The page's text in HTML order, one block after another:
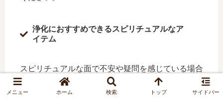
浄化におすすめできるスピリチュアルなア
イテム
スピリチュアルな面で不安や疑問を感じている場合
は、
浄化アイテムを取り入れることで心の平穏を取
り戻せたり、運気を上げることができる場合があり
メニュー ホーム 検索 トップ サイドバー